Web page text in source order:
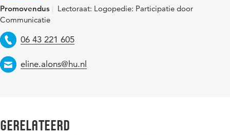
Promovendus
Lectoraat: Logopedie: Participatie door
Communicatie
Telefoon
06 43 221 605
Email
eline.alons@hu.nl
Gerelateerd